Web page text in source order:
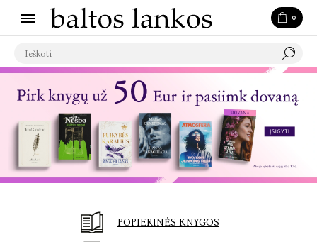
0
POPIERINĖS KNYGOS